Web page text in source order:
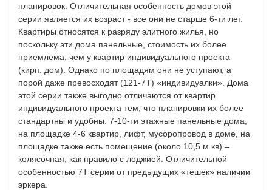
планировок. Отличительная особенность домов этой
серии является их возраст - все они не старше 6-ти лет.
Квартиры относятся к разряду элитного жилья, но
поскольку эти дома панельные, стоимость их более
приемлема, чем у квартир индивидуального проекта
(кирп. дом). Однако по площадям они не уступают, а
порой даже превосходят (121-7Т) «индивидуалки». Дома
этой серии также выгодно отличаются от квартир
индивидуального проекта тем, что планировки их более
стандартны и удобны. 7-10-ти этажные панельные дома,
на площадке 4-6 квартир, лифт, мусоропровод в доме, на
площадке также есть помещение (около 10,5 м.кв) –
колясочная, как правило с лоджией. Отличительной
особенностью 7Т серии от предыдущих «тешек» наличии
эркера.